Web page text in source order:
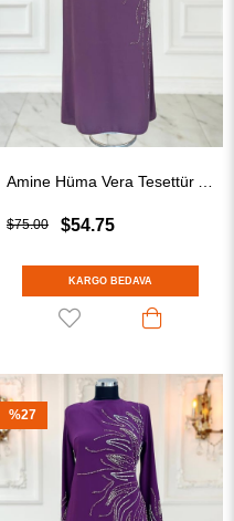
$54.75
$75.00
KARGO BEDAVA
%27